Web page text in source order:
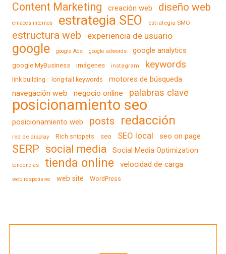
Content Marketing creación web diseño web
enlaces internos estrategia SEO estrategia SMO
estructura web experiencia de usuario
google google Ads google adwords google analytics
google MyBusiness imágenes instagram keywords
link building long-tail keywords
motores de búsqueda
navegación web
negocio online palabras clave
posicionamiento seo
posicionamiento web posts redacción
red de display Rich snippets seo SEO local seo on page
SERP social media Social Media Optimization
tendencias tienda online velocidad de carga
web responsive web site WordPress